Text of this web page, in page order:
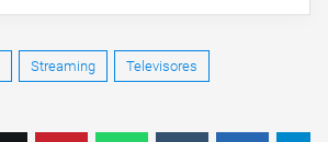
Streaming Televisores